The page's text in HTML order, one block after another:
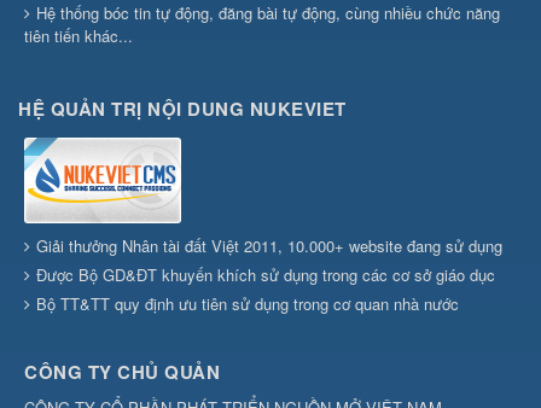
Hệ thống bóc tin tự động, đăng bài tự động, cùng nhiều chức năng
tiên tiến khác...
HỆ QUẢN TRỊ NỘI DUNG NUKEVIET
Giải thưởng Nhân tài đất Việt 2011, 10.000+ website đang sử dụng
Được Bộ GD&ĐT khuyến khích sử dụng trong các cơ sở giáo dục
Bộ TT&TT quy định ưu tiên sử dụng trong cơ quan nhà nước
CÔNG TY CHỦ QUẢN